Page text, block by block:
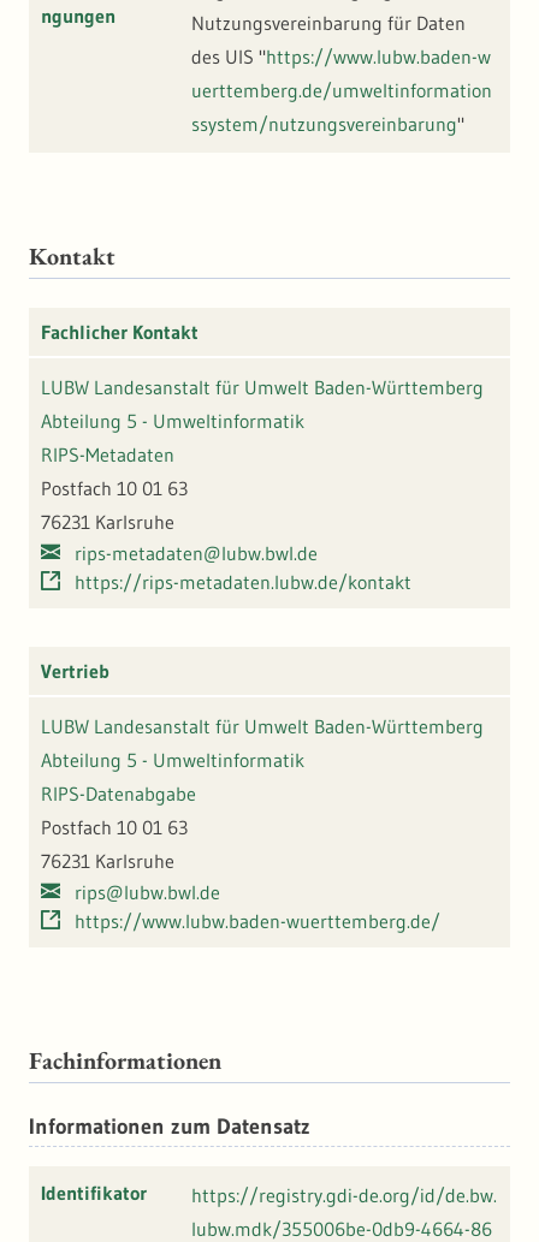
ngungen
Nutzungsvereinbarung für Daten
des UIS "https://www.lubw.baden-w
uerttemberg.de/umweltinformation
ssystem/nutzungsvereinbarung"
Kontakt
Fachlicher Kontakt
LUBW Landesanstalt für Umwelt Baden-Württemberg
Abteilung 5 - Umweltinformatik
RIPS-Metadaten
Postfach 10 01 63
76231 Karlsruhe
rips-metadaten@lubw.bwl.de
https://rips-metadaten.lubw.de/kontakt
Vertrieb
LUBW Landesanstalt für Umwelt Baden-Württemberg
Abteilung 5 - Umweltinformatik
RIPS-Datenabgabe
Postfach 10 01 63
76231 Karlsruhe
rips@lubw.bwl.de
https://www.lubw.baden-wuerttemberg.de/
Fachinformationen
Informationen zum Datensatz
Identifikator
https://registry.gdi-de.org/id/de.bw.
lubw.mdk/355006be-0db9-4664-86